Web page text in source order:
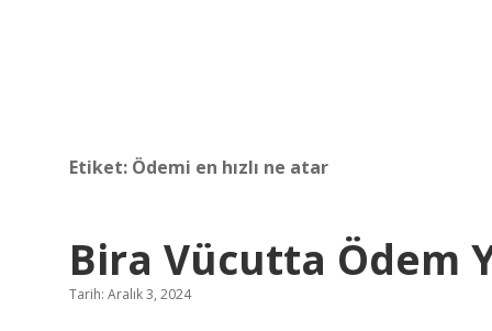
Etiket: Ödemi en hızlı ne atar
Bira Vücutta Ödem
Tarih: Aralık 3, 2024